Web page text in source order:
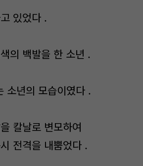
있었다 .
의 백발을 한 소년 .
소년의 모습이였다 .
칼날로 변모하여
전격을 내뿜었다 .